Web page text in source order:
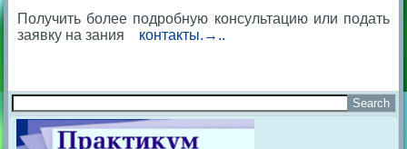
Получить более подробную консультацию или подать
заявку на зания контакты.→..